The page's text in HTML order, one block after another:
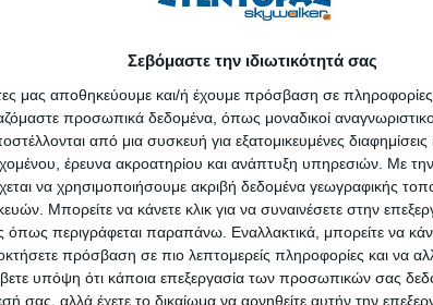
Σεβόμαστε την ιδιωτικότητά σας
μας αποθηκεύουμε και/ή έχουμε πρόσβαση σε
προσωπικά δεδομένα, όπως μοναδικοί
από μια συσκευή για εξατομικευμένες διαφημίσεις
έρευνα ακροατηρίου και ανάπτυξη υπηρεσιών. Με την
να χρησιμοποιήσουμε ακριβή δεδομένα γεωγραφικής
Μπορείτε να κάνετε κλικ για να συναινέσετε στην
περιγράφεται παραπάνω. Εναλλακτικά, μπορείτε να
πρόσβαση σε πιο λεπτομερείς πληροφορίες και να
υπόψη ότι κάποια επεξεργασία των προσωπικών σας
σας, αλλά έχετε το δικαίωμα να αρνηθείτε αυτήν την
αλλά είναι προάγγελος του «θανάτου» των τοπικών
ρόγχος μπορεί να εκληφθεί η κακοδιαχείριση, η
η καταστροφή του τοπικού πολιτισμού, η
επικράτηση ξένων προς το τοπικό περιβάλλον ειδών.
και καθιέρωσε Αντιπροεδρία για την Προστασία
Ευρωπαϊκού Τρόπου Ζωής». Για το Μενίδι θα μπορούσε
εννοεί όπως τον ζούσαν οι Μενιδιάτες τη δεκαετία του
της φύσης στη ζωή μας με ορίζοντα το 2030,
ξένων ειδών, προώθηση του ρόλου των μη